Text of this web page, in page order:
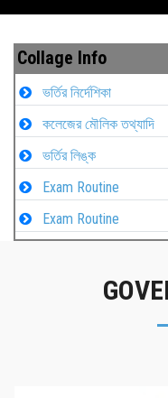
Collage Info
ভর্তির নির্দেশিকা
কলেজের মৌলিক তথ্যাদি
ভর্তির লিঙ্ক
Exam Routine
Exam Routine